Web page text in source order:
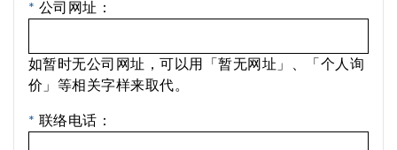
* 公司网址：
如暂时无公司网址，可以用「暂无网址」、「个人询
价」等相关字样来取代。
* 联络电话：